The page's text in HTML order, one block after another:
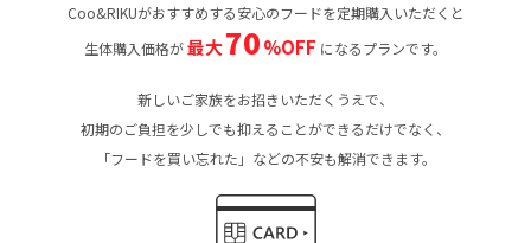
Coo&RIKUがおすすめする安心のフードを定期購入いただくと
生体購入価格が最大70%OFF になるプランです。
新しいご家族をお招きいただくうえで、
初期のご負担を少しでも抑えることができるだけでなく、
「フードを買い忘れた」などの不安も解消できます。